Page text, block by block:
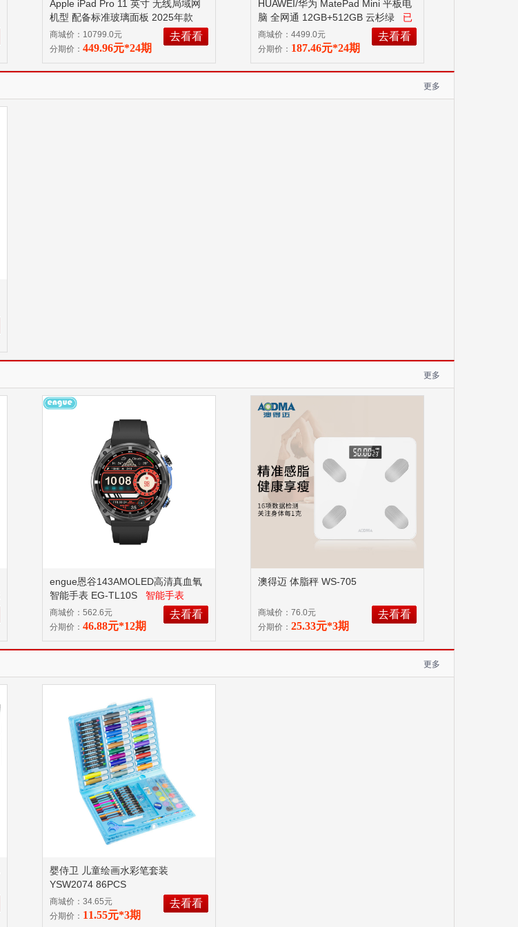
Apple iPad Pro 11 英寸 无线局域网
机型 配备标准玻璃面板 2025年款
256GB 深空黑色 MDWK4CH/A
Apple M5 芯片 配备标准玻璃面板
商城价：10799.0元
分期价： 449.96元*24期
去看看
HUAWEI/华为 MatePad Mini 平板电
脑 全网通 12GB+512GB 云杉绿
已
拆封使用商品不支持7无理由退换
货！
商城价：4499.0元
分期价： 187.46元*24期
去看看
更多
更多
engue恩谷143AMOLED高清真血氧
智能手表 EG-TL10S
智能手表
商城价：562.6元
分期价： 46.88元*12期
去看看
澳得迈 体脂秤 WS-705
商城价：76.0元
分期价： 25.33元*3期
去看看
更多
婴侍卫 儿童绘画水彩笔套装
YSW2074 86PCS
商城价：34.65元
分期价： 11.55元*3期
去看看